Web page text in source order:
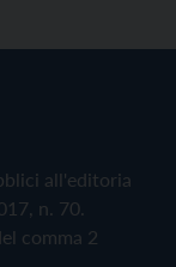
all'editoria
n. 70.
comma 2